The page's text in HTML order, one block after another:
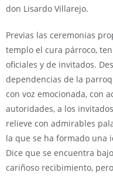
don Lisardo Villarejo.
Previas las ceremonias
templo el cura párroco,
oficiales y de invitados.
dependencias de la
con voz emocionada, con
autoridades, a los
relieve con admirables
la que se ha formado una
Dice que se encuentra
cariñoso recibimiento,